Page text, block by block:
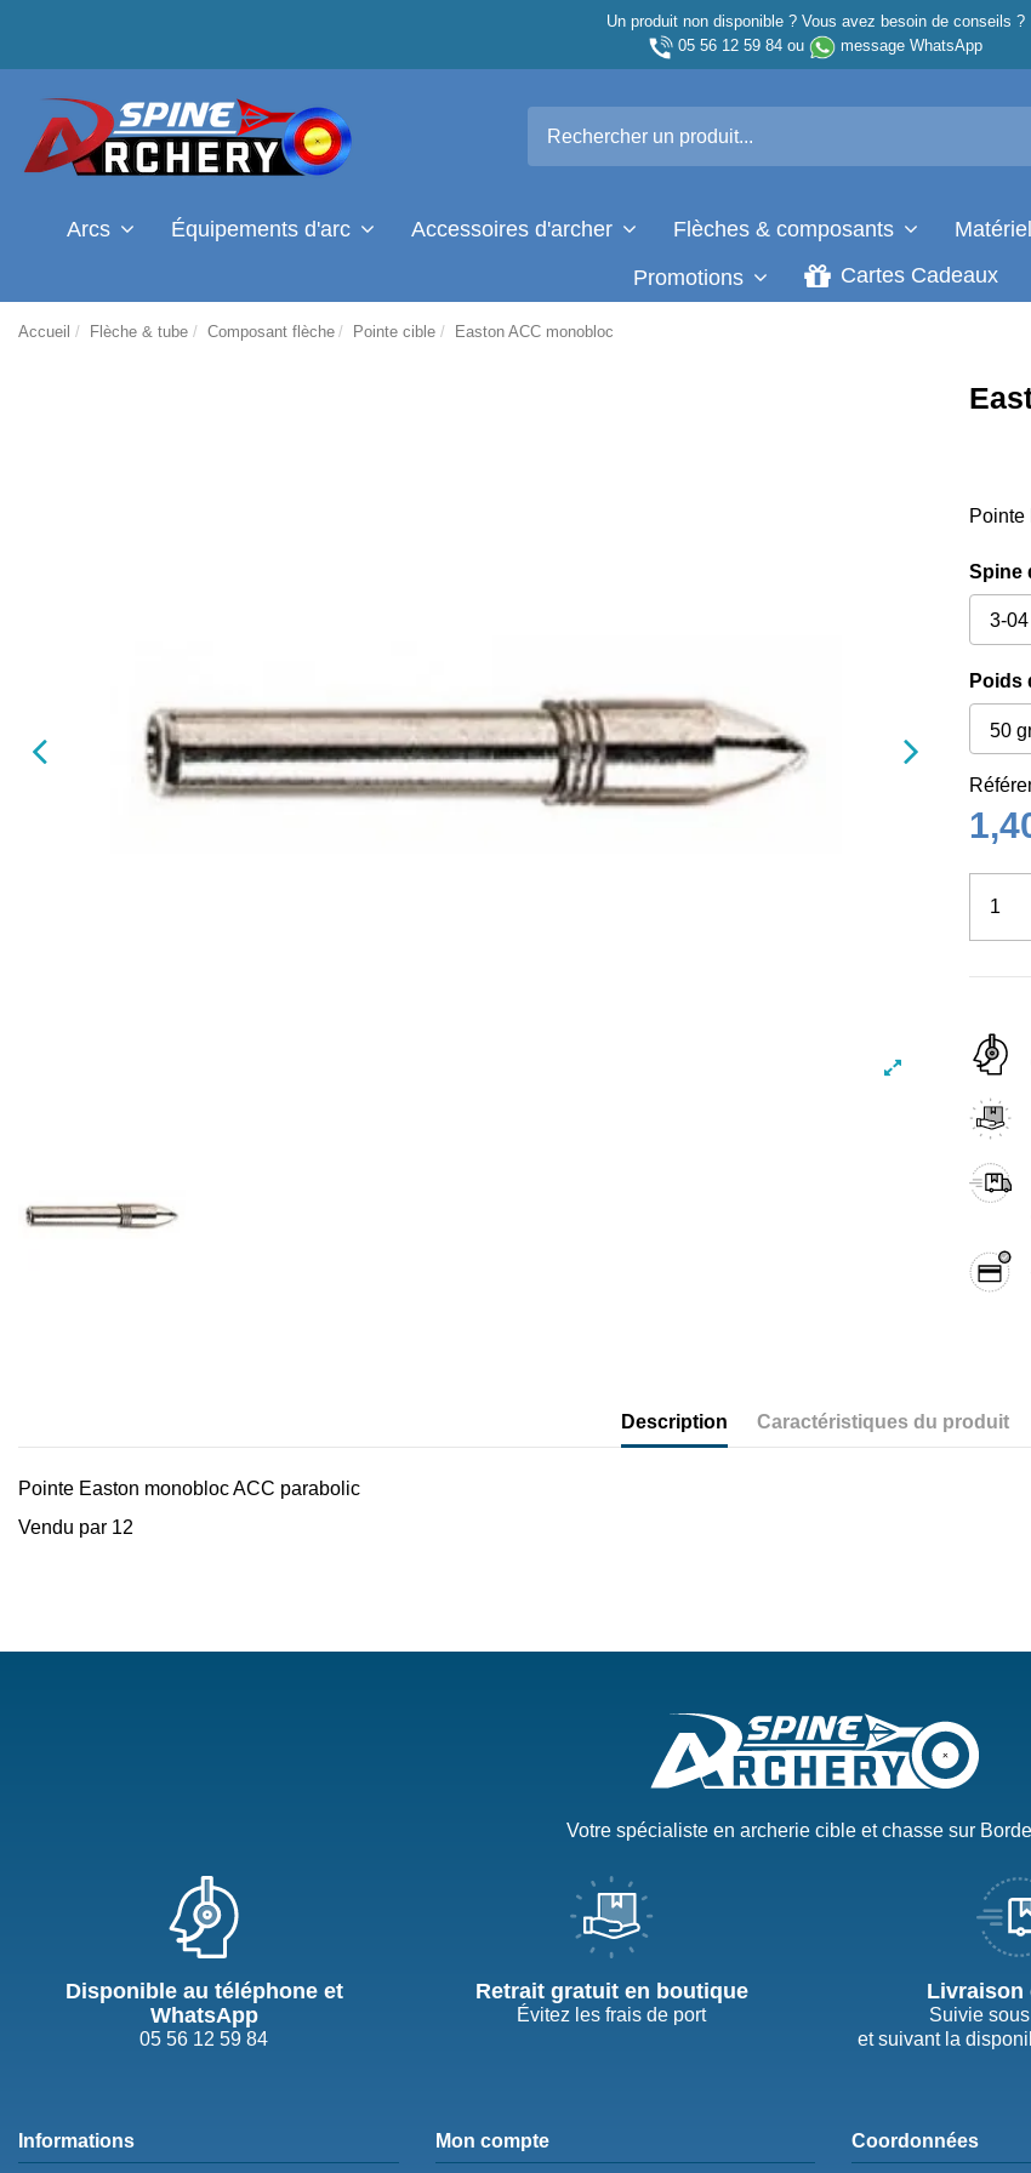
Un produit non disponible ? Vous avez besoin de conseils ?
05 56 12 59 84ou message WhatsApp
Arcs Équipements d'arc Accessoires d'archer Flèches & composants
Promotions Cartes Cadeaux
Accueil Flèche & tube Composant flèche Pointe cible Easton ACC monobloc
Pointe
Spine
Poids
Description Caractéristiques du produit
Pointe Easton monobloc ACC parabolic
Vendu par 12
Votre spécialiste en archerie cible et chasse sur
Disponible au téléphone et
WhatsApp
05 56 12 59 84
Retrait gratuit en boutique
Évitez les frais de port
Livraison
Suivie
et suivant la
Informations Mon compte Coordonnées